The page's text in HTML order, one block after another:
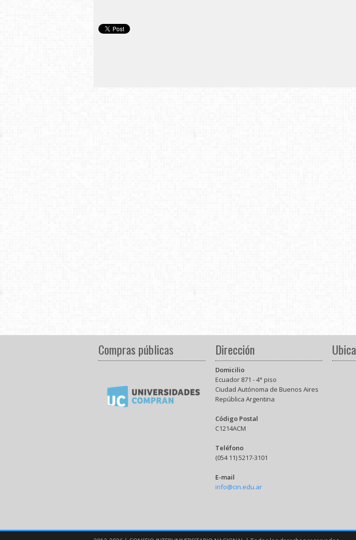
Compras públicas Dirección
Domicilio
Ecuador 871 - 4° piso
Ciudad Autónoma de Buenos Aires
República Argentina
Código Postal
C1214ACM
Teléfono
(054 11) 5217-3101
E-mail
info@cin.edu.ar